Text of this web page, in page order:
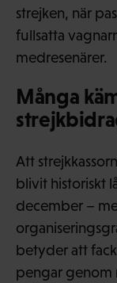
strejken, när
fullsatta
medresenärer.
Många
Att
blivit historiskt
december –
betyder att
pengar genom